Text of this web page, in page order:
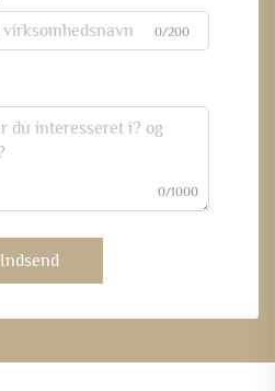
0/200
0/1000
Indsend